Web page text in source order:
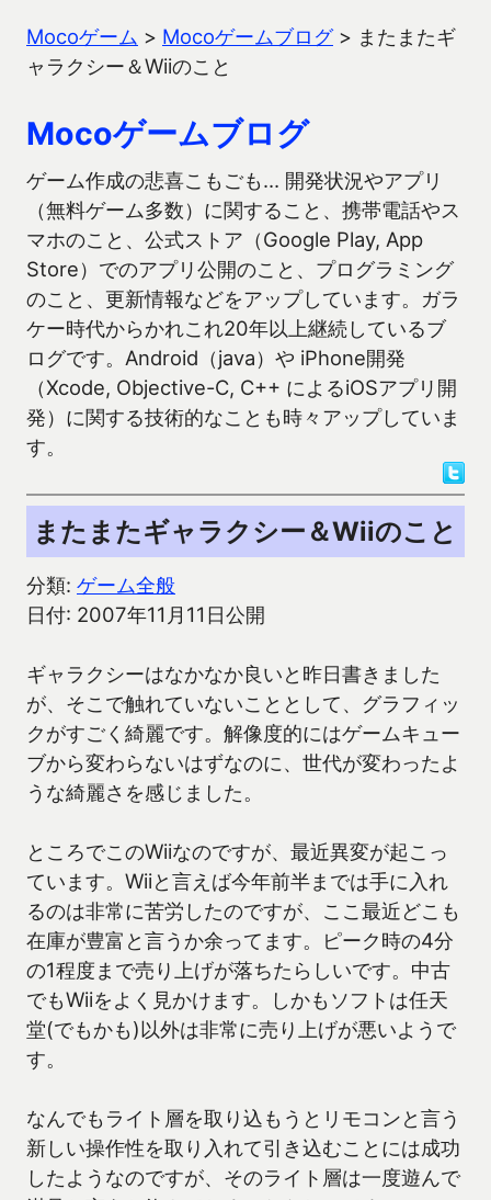
Mocoゲーム > Mocoゲームブログ> またまたギ
ャラクシー＆Wiiのこと
Mocoゲームブログ
ゲーム作成の悲喜こもごも… 開発状況やアプリ
（無料ゲーム多数）に関すること、携帯電話やス
マホのこと、公式ストア（Google Play, App
Store）でのアプリ公開のこと、プログラミング
のこと、更新情報などをアップしています。ガラ
ケー時代からかれこれ20年以上継続しているブ
ログです。Android（java）や iPhone開発
（Xcode, Objective-C, C++ によるiOSアプリ開
発）に関する技術的なことも時々アップしていま
す。
またまたギャラクシー＆Wiiのこと
分類: ゲーム全般
日付: 2007年11月11日公開
ギャラクシーはなかなか良いと昨日書きました
が、そこで触れていないこととして、グラフィッ
クがすごく綺麗です。解像度的にはゲームキュー
ブから変わらないはずなのに、世代が変わったよ
うな綺麗さを感じました。
ところでこのWiiなのですが、最近異変が起こっ
ています。Wiiと言えば今年前半までは手に入れ
るのは非常に苦労したのですが、ここ最近どこも
在庫が豊富と言うか余ってます。ピーク時の4分
の1程度まで売り上げが落ちたらしいです。中古
でもWiiをよく見かけます。しかもソフトは任天
堂(でもかも)以外は非常に売り上げが悪いようで
す。
なんでもライト層を取り込もうとリモコンと言う
新しい操作性を取り入れて引き込むことには成功
したようなのですが、そのライト層は一度遊んで